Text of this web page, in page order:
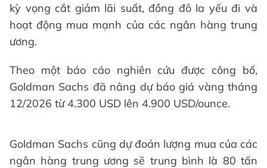
kỳ vọng cắt giảm lãi suất, đồng đô la yếu đi và
hoạt động mua mạnh của các ngân hàng trung
ương.
Theo một báo cáo nghiên cứu được công bố,
Goldman Sachs đã nâng dự báo giá vàng tháng
12/2026 từ 4.300 USD lên 4.900 USD/ounce.
Goldman Sachs cũng dự đoán lượng mua của các
ngân hàng trung ương sẽ trung bình là 80 tấn